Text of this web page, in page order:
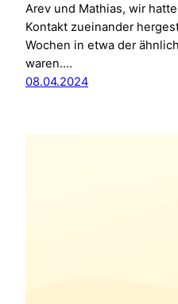
Arev und Mathias, wir
Kontakt zueinander
Wochen in etwa der
waren.…
08.04.2024